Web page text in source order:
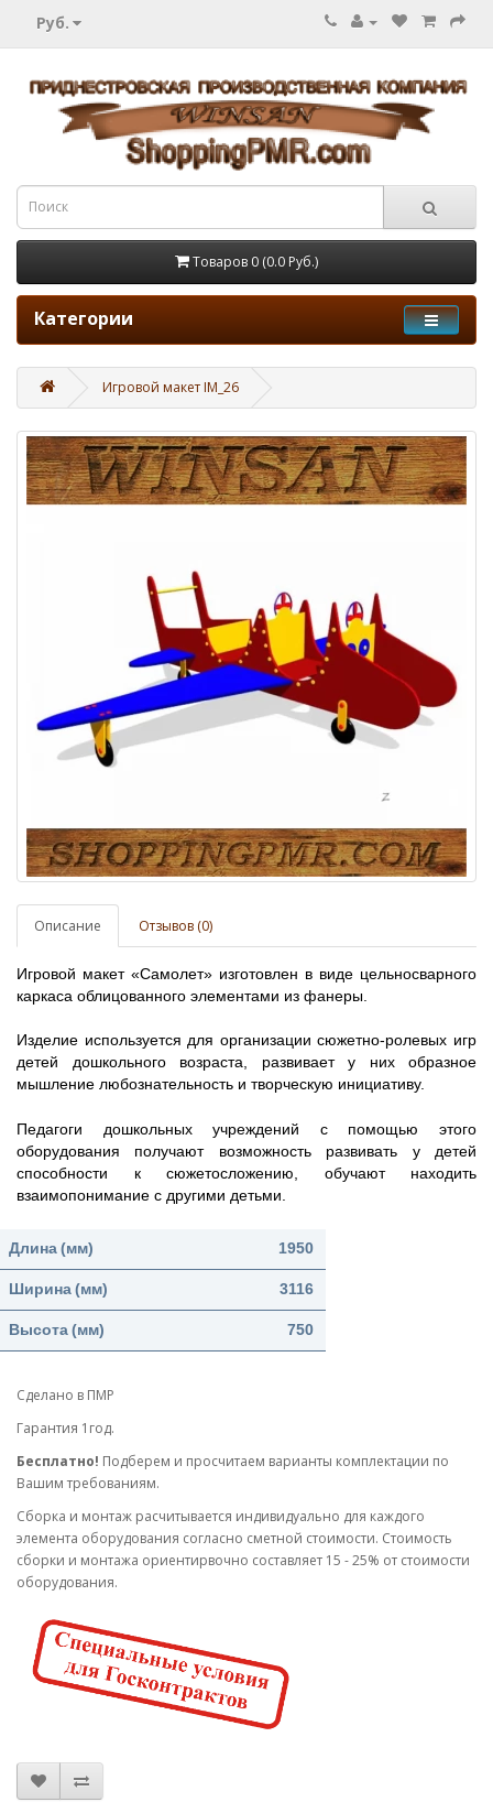
Руб.
Товаров 0 (0.0 Руб.)
Категории
Игровой макет IM_26
Описание Отзывов (0)
Игровой макет «Самолет» изготовлен в виде цельносварного
каркаса облицованного элементами из фанеры.
Изделие используется для организации сюжетно-ролевых игр
детей дошкольного возраста, развивает у них образное
мышление любознательность и творческую инициативу.
Педагоги дошкольных учреждений с помощью этого
оборудования получают возможность развивать у детей
способности к сюжетосложению, обучают находить
взаимопонимание с другими детьми.
Длина (мм) 1950
Ширина (мм) 3116
Высота (мм) 750
Сделано в ПМР
Гарантия 1год.
Бесплатно! Подберем и просчитаем варианты комплектации по
Вашим требованиям.
Cборка и монтаж расчитывается индивидуально для каждого
элемента оборудования согласно сметной стоимости. Стоимость
сборки и монтажа ориентирвочно составляет 15 - 25% от стоимости
оборудования.